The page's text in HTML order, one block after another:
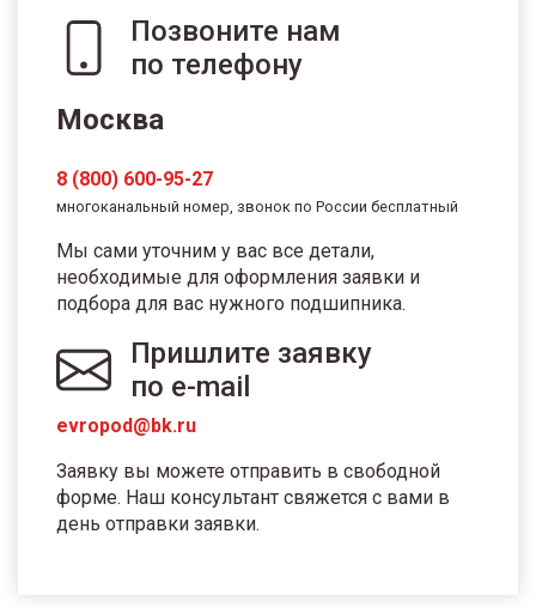
Позвоните нам
по телефону
Москва
8 (800) 600-95-27
многоканальный номер, звонок по России бесплатный
Мы сами уточним у вас все детали,
необходимые для оформления заявки и
подбора для вас нужного подшипника.
Пришлите заявку
по e-mail
evropod@bk.ru
Заявку вы можете отправить в свободной
форме. Наш консультант свяжется с вами в
день отправки заявки.